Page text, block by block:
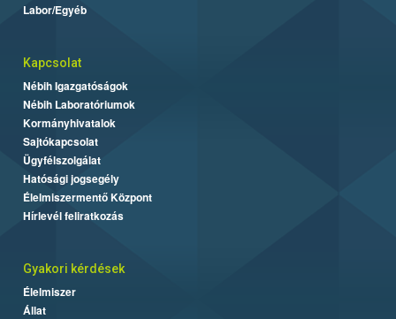
Labor/Egyéb
Kapcsolat
Nébih Igazgatóságok
Nébih Laboratóriumok
Kormányhivatalok
Sajtókapcsolat
Ügyfélszolgálat
Hatósági jogsegély
Élelmiszermentő Központ
Hírlevél feliratkozás
Gyakori kérdések
Élelmiszer
Állat